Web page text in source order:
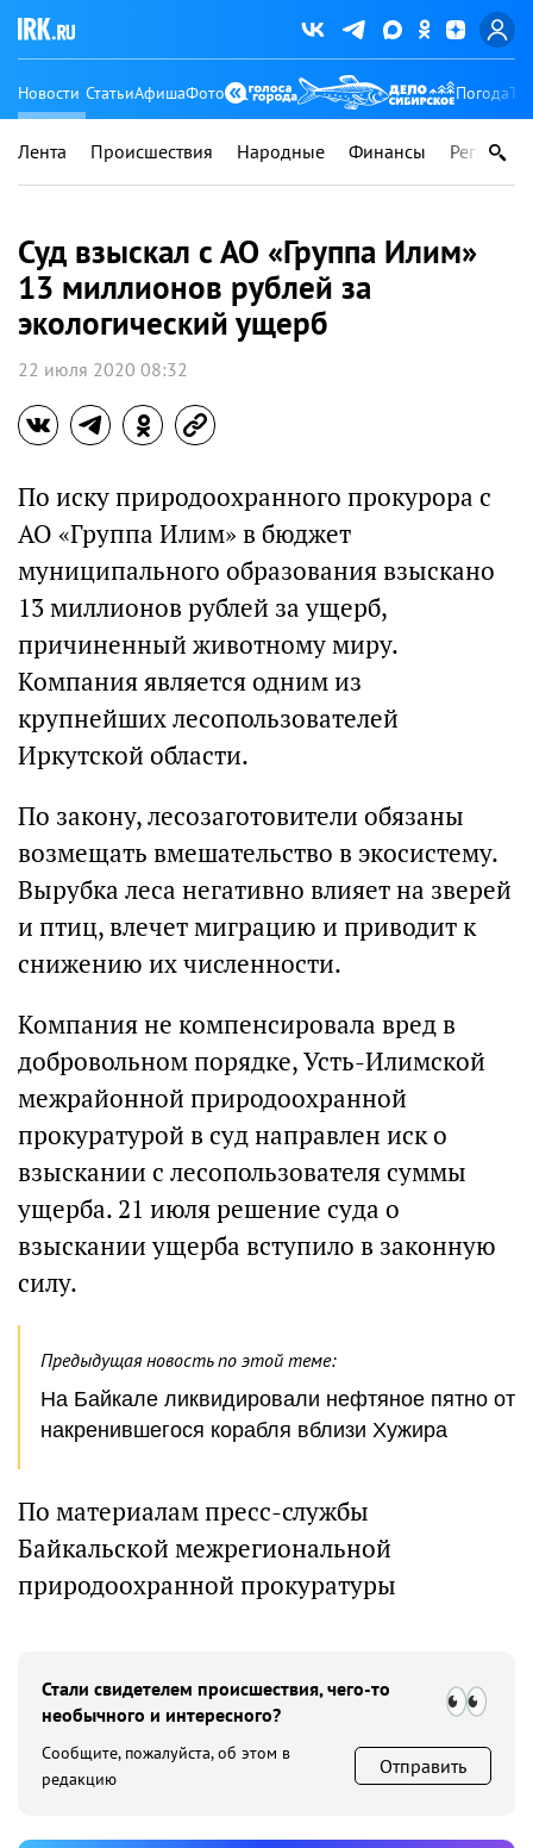
Новости СтатьиАфишаФото Погода
Лента Происшествия Народные Финансы Регионы
Суд взыскал с АО «Группа Илим»
13 миллионов рублей за
экологический ущерб
22 июля 2020 08:32
По иску природоохранного прокурора с
АО «Группа Илим» в бюджет
муниципального образования взыскано
13 миллионов рублей за ущерб,
причиненный животному миру.
Компания является одним из
крупнейших лесопользователей
Иркутской области.
По закону, лесозаготовители обязаны
возмещать вмешательство в экосистему.
Вырубка леса негативно влияет на зверей
и птиц, влечет миграцию и приводит к
снижению их численности.
Компания не компенсировала вред в
добровольном порядке, Усть-Илимской
межрайонной природоохранной
прокуратурой в суд направлен иск о
взыскании с лесопользователя суммы
ущерба. 21 июля решение суда о
взыскании ущерба вступило в законную
силу.
Предыдущая новость по этой теме:
На Байкале ликвидировали нефтяное пятно от
накренившегося корабля вблизи Хужира
По материалам пресс-службы
Байкальской межрегиональной
природоохранной прокуратуры
Стали свидетелем происшествия, чего-то
необычного и интересного?
Сообщите, пожалуйста, об этом в
редакцию
Отправить